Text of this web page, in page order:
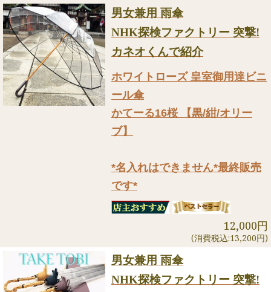
男女兼用 雨傘
NHK探検ファクトリー 突撃!
カネオくんで紹介
ホワイトローズ 皇室御用達ビニ
ール傘
かてーる16桜 【黒/紺/オリー
ブ】
*名入れはできません*最終販売
です*
12,000円
(消費税込:13,200円)
男女兼用 雨傘
NHK探検ファクトリー 突撃!